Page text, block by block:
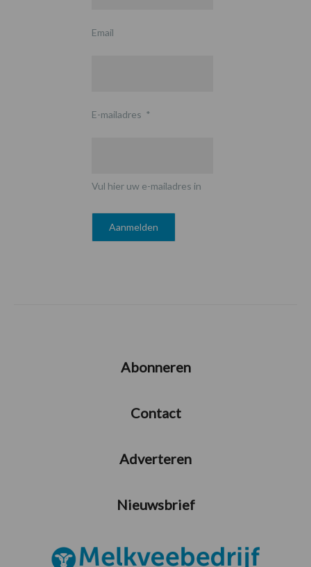
Email
E-mailadres *
Vul hier uw e-mailadres in
Abonneren
Contact
Adverteren
Nieuwsbrief